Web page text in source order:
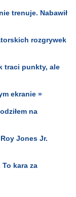
trenuje. Nabawił
rozgrywek
traci punkty, ale
ekranie »
na
Jones Jr.
kara za